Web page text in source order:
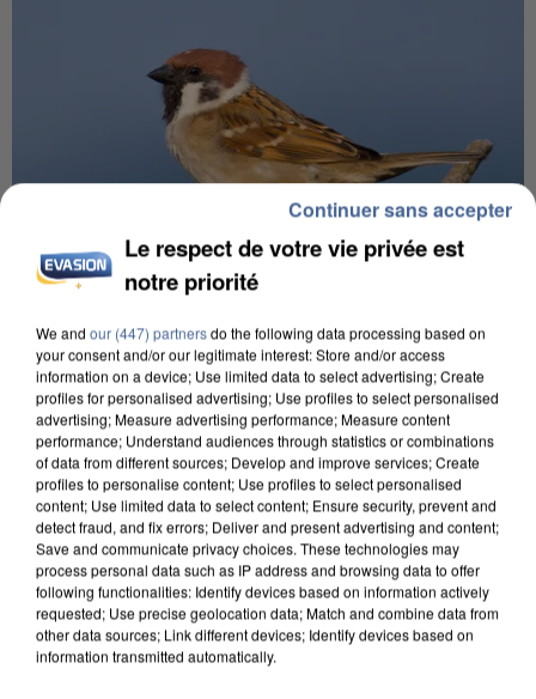
APRÈS TOUTES CES CANICULES, LES REFUGES
DE FAUNE SAUVAGE SONT...
Le respect de votre vie privée est
notre priorité
We and our (447) partnersdo the following data processing based on
your consent and/or our legitimate interest: Store and/or access
information on a device; Use limited data to select advertising; Create
profiles for personalised advertising; Use profiles to select personalised
advertising; Measure advertising performance; Measure content
performance; Understand audiences through statistics or combinations
of data from different sources; Develop and improve services; Create
profiles to personalise content; Use profiles to select personalised
content; Use limited data to select content; Ensure security, prevent and
detect fraud, and fix errors; Deliver and present advertising and content;
Save and communicate privacy choices. These technologies may
process personal data such as IP address and browsing data to offer
following functionalities: Identify devices based on information actively
requested; Use precise geolocation data; Match and combine data from
other data sources; Link different devices; Identify devices based on
information transmitted automatically.
Continuer sans accepter